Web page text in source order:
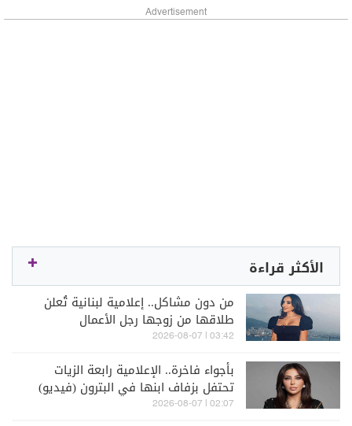
Advertisement
الأكثر قراءة
من دون مشاكل.. إعلامية لبنانية تُعلن
طلاقها من زوجها رجل الأعمال
03:42 | 2026-08-07
بأجواء فاخرة.. الإعلامية رابعة الزيات
تحتفل بزفاف ابنها في البترون (فيديو)
02:07 | 2026-08-07